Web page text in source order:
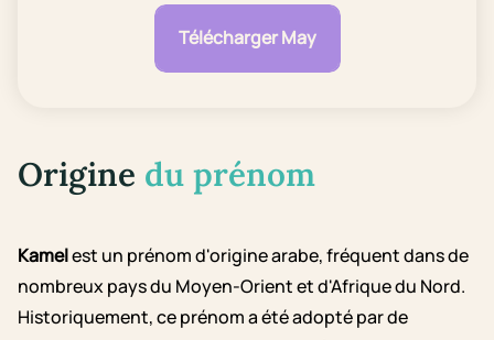
Télécharger May
Origine du prénom
Kamelest un prénom d'origine arabe, fréquent dans de
nombreux pays du Moyen-Orient et d'Afrique du Nord.
Historiquement, ce prénom a été adopté par de